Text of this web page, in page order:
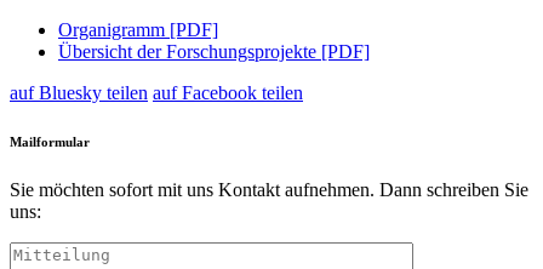
Organigramm [PDF]
Übersicht der Forschungsprojekte [PDF]
auf Bluesky teilen auf Facebook teilen
Mailformular
Sie möchten sofort mit uns Kontakt aufnehmen. Dann schreiben Sie
uns: